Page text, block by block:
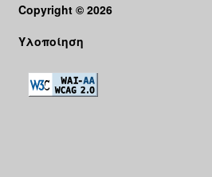
Copyright © 2026
Υλοποίηση